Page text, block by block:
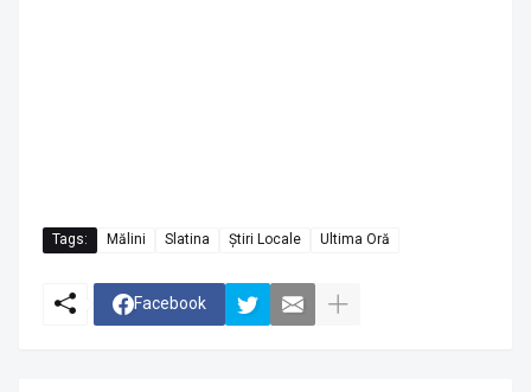
Tags: Mălini Slatina Știri Locale Ultima Oră
Facebook